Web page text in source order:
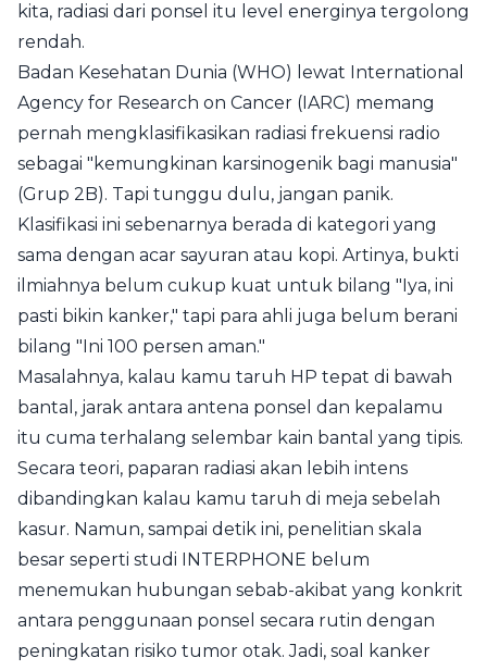
kita, radiasi dari ponsel itu level energinya tergolong
rendah.
Badan Kesehatan Dunia (WHO) lewat International
Agency for Research on Cancer (IARC) memang
pernah mengklasifikasikan radiasi frekuensi radio
sebagai "kemungkinan karsinogenik bagi manusia"
(Grup 2B). Tapi tunggu dulu, jangan panik.
Klasifikasi ini sebenarnya berada di kategori yang
sama dengan acar sayuran atau kopi. Artinya, bukti
ilmiahnya belum cukup kuat untuk bilang "Iya, ini
pasti bikin kanker," tapi para ahli juga belum berani
bilang "Ini 100 persen aman."
Masalahnya, kalau kamu taruh HP tepat di bawah
bantal, jarak antara antena ponsel dan kepalamu
itu cuma terhalang selembar kain bantal yang tipis.
Secara teori, paparan radiasi akan lebih intens
dibandingkan kalau kamu taruh di meja sebelah
kasur. Namun, sampai detik ini, penelitian skala
besar seperti studi INTERPHONE belum
menemukan hubungan sebab-akibat yang konkrit
antara penggunaan ponsel secara rutin dengan
peningkatan risiko tumor otak. Jadi, soal kanker